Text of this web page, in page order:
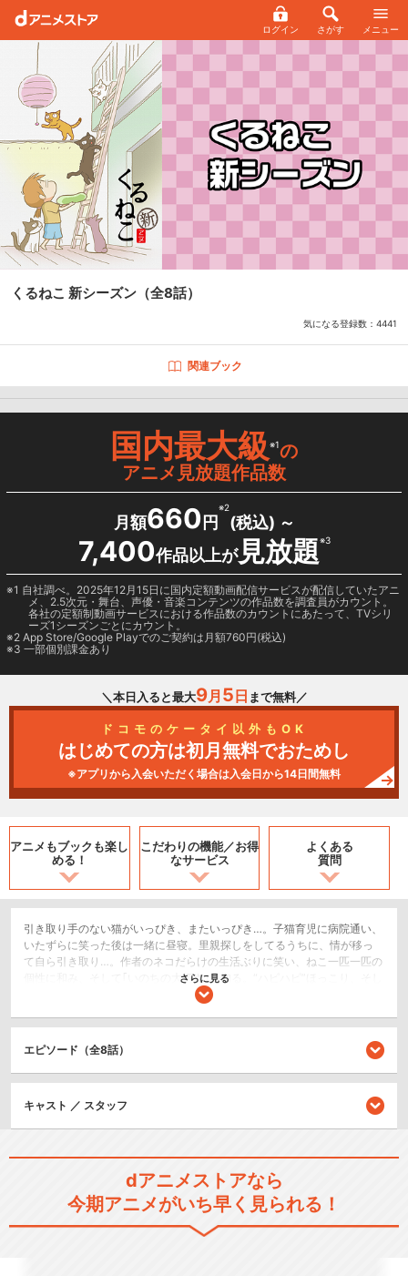
ログイン さがす メニュー
くるねこ 新シーズン （全8話）
気になる登録数： 4441
関連ブック
国内最大級※1の
アニメ見放題作品数
月額660 円
※2
(税込) ～
7,400作品以上が見放題※3
1 自社調べ。2025年12月15日に国内定額動画配信サービスが配信していたアニ
メ、2.5次元・舞台、声優・音楽コンテンツの作品数を調査員がカウント。
各社の定額制動画サービスにおける作品数のカウントにあたって、TVシリ
ーズ1シーズンごとにカウント。
2 App Store/Google Playでのご契約は月額760円(税込)
3 一部個別課金あり
＼本日入ると最大9月 5 日 まで無料／
ドコモのケータイ以外もOK
はじめての方は初月無料でおためし
※アプリから入会いただく場合は入会日から14日間無料
アニメもブックも楽し
める！
こだわりの機能／お得
なサービス
よくある
質問
引き取り手のない猫がいっぴき、またいっぴき…。子猫育児に病院通い、
いたずらに笑った後は一緒に昼寝。里親探しをしてるうちに、情が移っ
て自ら引き取り…。作者のネコだらけの生活ぶりに笑い、ねこ一匹一匹の
個性に和み、そして｢いのちの大切さ｣を知る。“ハピハピ”ほっこり、そし
て、“ぎうぎう”な日々を、笑いと涙でつづります!
ショート
日常/ほのぼの
さらに見る
エピソード（全8話）
キャスト ／ スタッフ
dアニメストアなら
今期アニメがいち早く見られる！